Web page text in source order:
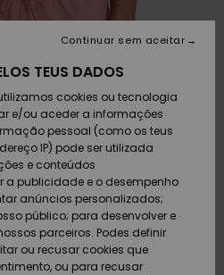
e
água
e
água
Shop
TEUS DADOS
cookies ou tecnologia
e/ou aceder a informações
pessoal (como os teus
IP) pode ser utilizada
e conteúdos
a publicidade e o desempenho
anúncios personalizados;
público; para desenvolver e
parceiros. Podes definir
ou recusar cookies que
ou para recusar
Continuar sem aceitar